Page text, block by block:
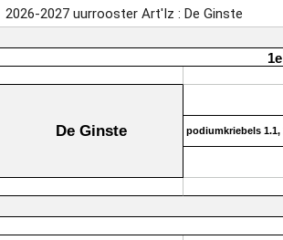
2026-2027 uurrooster Art'Iz : De Ginste